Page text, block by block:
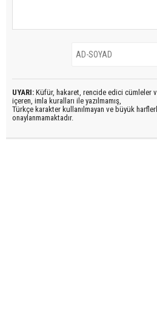
UYARI: Küfür, hakaret, rencide edici cümleler
içeren, imla kuralları ile yazılmamış,
Türkçe karakter kullanılmayan ve büyük
onaylanmamaktadır.